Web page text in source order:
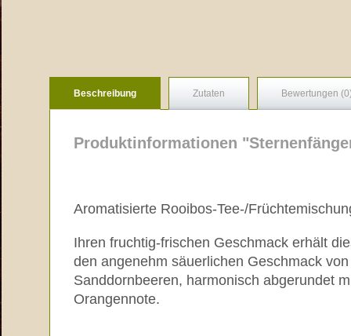
Beschreibung Zutaten Bewertungen
Produktinformationen
Aromatisierte Rooibos-Tee-/
Ihren fruchtig-frischen Geschmack erhält
den angenehm säuerlichen Geschmack
Sanddornbeeren, harmonisch abgerundet
Orangennote.